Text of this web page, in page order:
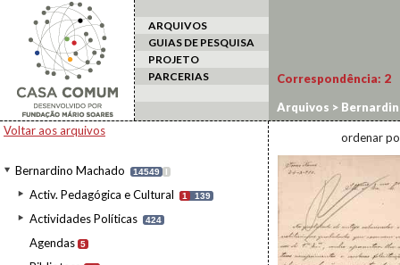
ARQUIVOS
GUIAS DE PESQUISA
PROJETO
PARCERIAS
Voltar aos arquivos
Bernardino Machado 14549 I
Activ. Pedagógica e Cultural 1 139
Actividades Políticas 424
Agendas 5
Correspondência: 2
Arquivos >
ordenar